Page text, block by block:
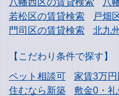
若松区の賃貸検索
戸畑
門司区の賃貸検索
北九
【こだわり条件で探す】
ペット相談可
家賃3万
住むなら新築
敷金0・